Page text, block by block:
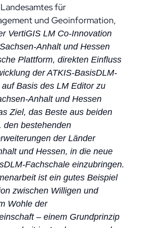
für
und Geoinformation,
VertiGIS LM Co-Innovation
Anhalt und Hessen
Plattform, direkten Einfluss
der ATKIS-BasisDLM-
Basis des LM Editor zu
Anhalt und Hessen
Ziel, das Beste aus beiden
den bestehenden
der Länder
und Hessen, in die neue
Fachschale einzubringen.
ist ein gutes Beispiel
zwischen Willigen und
Wohle der
– einem Grundprinzip